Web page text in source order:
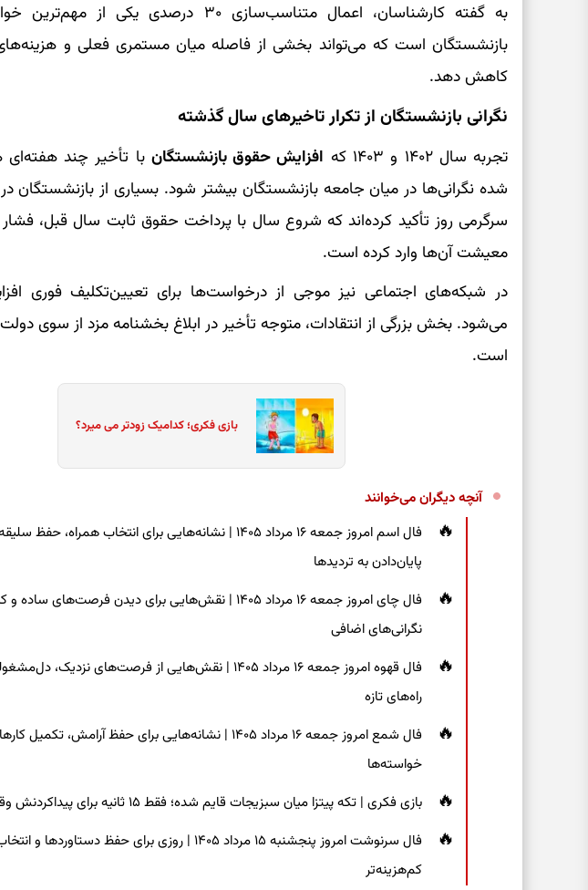
به گفته کارشناسان، اعمال متناسب‌سازی ۳۰ درصدی
بازنشستگان است که می‌تواند بخشی از فاصله میان مستمری فعلی و
کاهش دهد.
نگرانی بازنشستگان از تکرار تاخیرهای سال گذشته
تجربه سال ۱۴۰۲ و ۱۴۰۳ که افزایش حقوق بازنشستگان با تأخیر چند
شده نگرانی‌ها در میان جامعه بازنشستگان بیشتر شود. بسیاری از بازنشستگان
سرگرمی روز تأکید کرده‌اند که شروع سال با پرداخت حقوق ثابت سال قبل،
معیشت آن‌ها وارد کرده است.
در شبکه‌های اجتماعی نیز موجی از درخواست‌ها برای تعیین‌تکلیف فوری
می‌شود. بخش بزرگی از انتقادات، متوجه تأخیر در ابلاغ بخشنامه مزد از سوی
است.
بازی فکری؛ کدامیک زودتر می میرد؟
آنچه دیگران می‌خوانند
فال اسم امروز جمعه ۱۶ مرداد ۱۴۰۵ | نشانه‌هایی برای انتخاب
پایان‌دادن به تردیدها
فال چای امروز جمعه ۱۶ مرداد ۱۴۰۵ | نقش‌هایی برای دیدن فرصت‌های
نگرانی‌های اضافی
فال قهوه امروز جمعه ۱۶ مرداد ۱۴۰۵ | نقش‌هایی از فرصت‌های
راه‌های تازه
فال شمع امروز جمعه ۱۶ مرداد ۱۴۰۵ | نشانه‌هایی برای حفظ آرامش،
خواسته‌ها
بازی فکری | تکه پیتزا میان سبزیجات قایم شده؛ فقط ۱۵ ثانیه برای پیداکردنش وقت دارید
فال سرنوشت امروز پنجشنبه ۱۵ مرداد ۱۴۰۵ | روزی برای حفظ
کم‌هزینه‌تر